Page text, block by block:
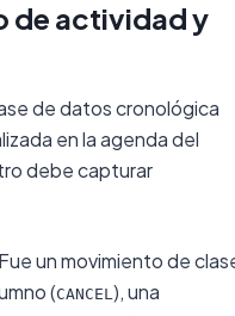
de actividad y
de datos cronológica
en la agenda del
debe capturar
un movimiento de
(CANCEL ), una